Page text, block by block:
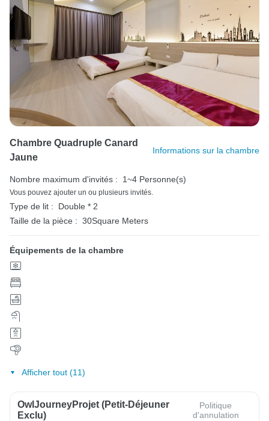
Chambre Quadruple Canard
Jaune
Informations sur la chambre
Nombre maximum d'invités : 1~4 Personne(s)
Vous pouvez ajouter un ou plusieurs invités.
Type de lit :
Double * 2
Taille de la pièce : 30Square Meters
Équipements de la chambre
Afficher tout (11)
OwlJourneyProjet (petit-Déjeuner
Exclu)
Politique
d'annulation